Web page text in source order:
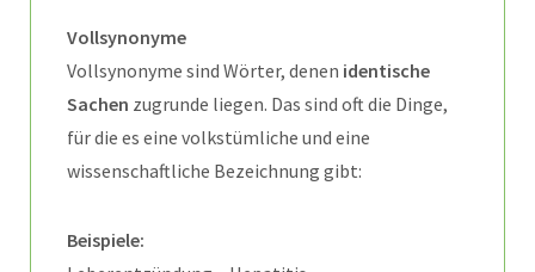
Vollsynonyme
Vollsynonyme sind Wörter, denen identische
Sachen zugrunde liegen. Das sind oft die Dinge,
für die es eine volkstümliche und eine
wissenschaftliche Bezeichnung gibt:
Beispiele: